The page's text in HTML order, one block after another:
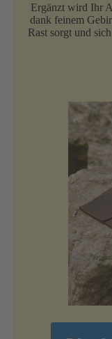
Ergänzt wird Ihr
dank feinem
Rast sorgt und